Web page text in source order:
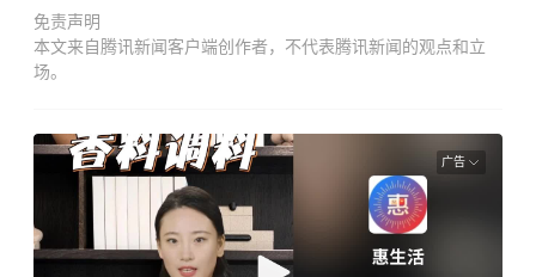
免责声明
本文来自腾讯新闻客户端创作者，不代表腾讯新闻的观点和立
场。
广告